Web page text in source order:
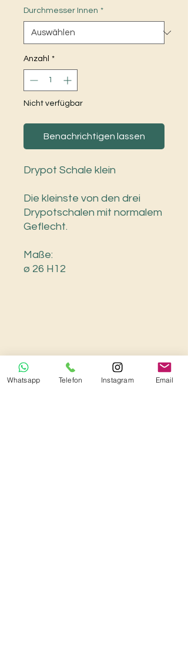
Durchmesser Innen *
Anzahl *
Nicht verfügbar
Benachrichtigen lassen
Drypot Schale klein
Die kleinste von den drei
Drypotschalen mit normalem
Geflecht.
Maße:
ø 26 H12
Whatsapp Telefon Instagram Email